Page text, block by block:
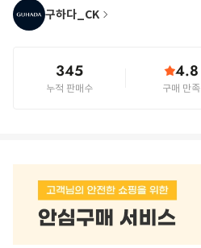
구하다_CK
345
누적 판매수
4.8
구매 만족